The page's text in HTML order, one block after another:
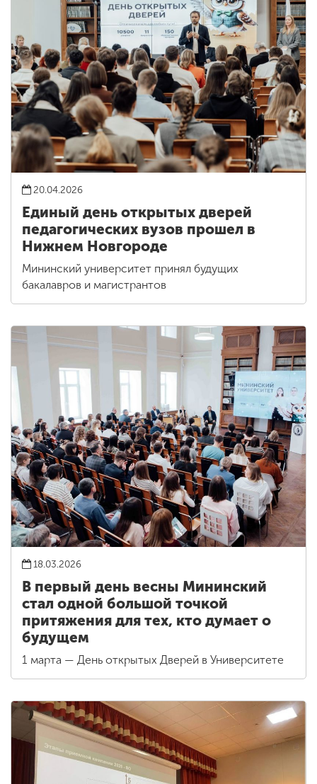
20.04.2026
Единый день открытых дверей
педагогических вузов прошел в
Нижнем Новгороде
Мининский университет принял будущих
бакалавров и магистрантов
18.03.2026
В первый день весны Мининский
стал одной большой точкой
притяжения для тех, кто думает о
будущем
1 марта — День открытых Дверей в Университете